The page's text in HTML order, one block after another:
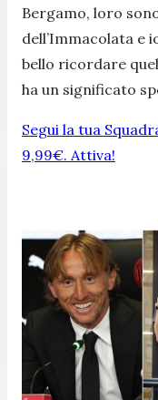
Bergamo, loro
dell’Immacolata e
bello ricordare
ha un significato
Segui la tua
9,99€. Attiva!